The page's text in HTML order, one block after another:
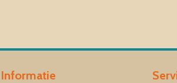
Informatie